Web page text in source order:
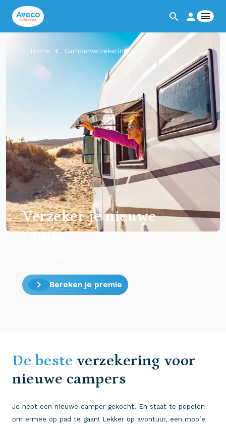
Home Camperverzekering
Verzeker je nieuwe
camper
Bereken je premie
De beste verzekering voor
nieuwe campers
Je hebt een nieuwe camper gekocht. En staat te popelen
om ermee op pad te gaan! Lekker op avontuur, een mooie